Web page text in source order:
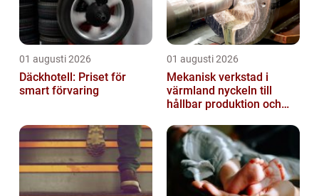
01 augusti 2026
Däckhotell: Priset för
smart förvaring
01 augusti 2026
Mekanisk verkstad i
värmland nyckeln till
hållbar produktion och